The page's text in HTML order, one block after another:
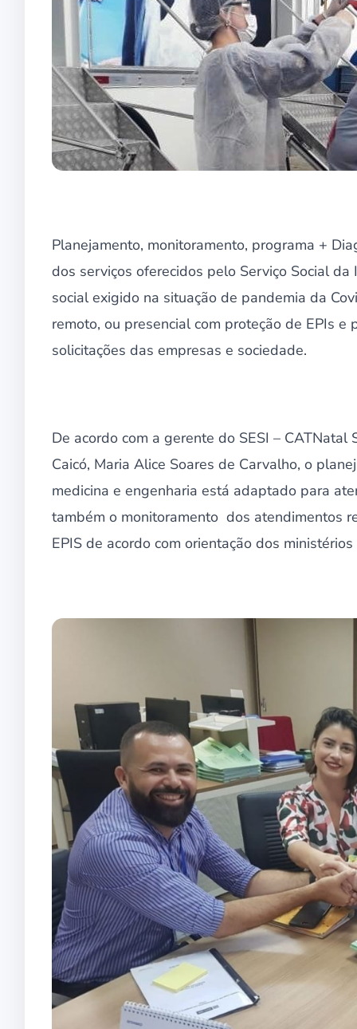
Planejamento, monitoramento, programa +
dos serviços oferecidos pelo Serviço Social
social exigido na situação de pandemia da
remoto, ou presencial com proteção de EPIs
solicitações das empresas e sociedade.
De acordo com a gerente do SESI –
Caicó, Maria Alice Soares de Carvalho, o
medicina e engenharia está adaptado para
também o monitoramento dos atendimentos
EPIS de acordo com orientação dos